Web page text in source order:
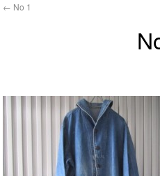
← No 1